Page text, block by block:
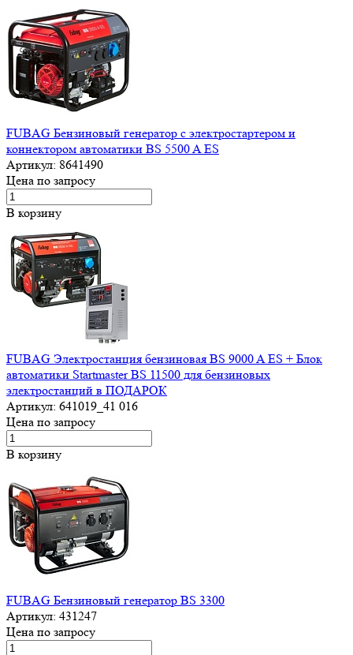
FUBAG Бензиновый генератор с электростартером и
коннектором автоматики BS 5500 A ES
Артикул: 8641490
Цена по запросу
В корзину
FUBAG Электростанция бензиновая BS 9000 A ES + Блок
автоматики Startmaster BS 11500 для бензиновых
электростанций в ПОДАРОК
Артикул: 641019_41 016
Цена по запросу
В корзину
FUBAG Бензиновый генератор BS 3300
Артикул: 431247
Цена по запросу